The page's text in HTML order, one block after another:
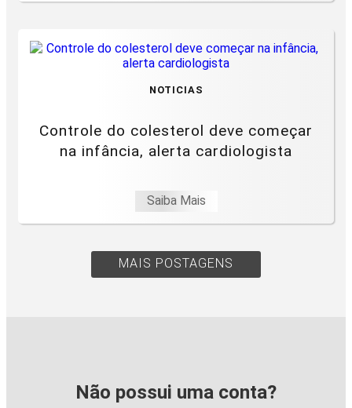
NOTICIAS
Controle do colesterol deve começar
na infância, alerta cardiologista
Saiba Mais
MAIS POSTAGENS
Não possui uma conta?